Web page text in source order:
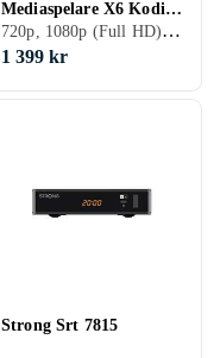
Mediaspelare X6 Kodi
Wifi Tvbox Iptv 11.0
Android Silver
720p, 1080p (Full HD), 1080i
1 399 kr
Strong Srt 7815